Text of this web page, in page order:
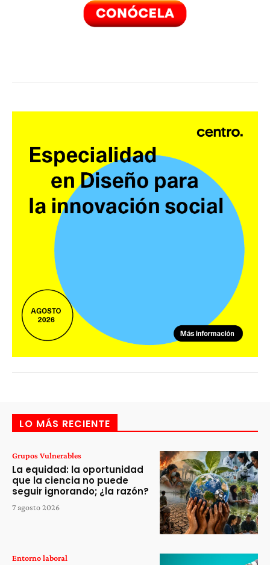
LO MÁS RECIENTE
Grupos Vulnerables
La equidad: la oportunidad
que la ciencia no puede
seguir ignorando; ¿la razón?
7 agosto 2026
Entorno laboral